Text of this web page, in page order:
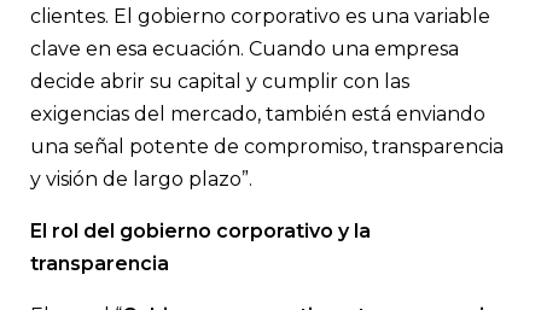
clientes. El gobierno corporativo es una variable
clave en esa ecuación. Cuando una empresa
decide abrir su capital y cumplir con las
exigencias del mercado, también está enviando
una señal potente de compromiso, transparencia
y visión de largo plazo”.
El rol del gobierno corporativo y la
transparencia